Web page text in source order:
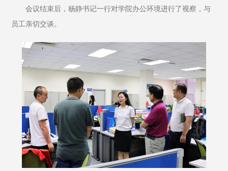
会议结束后，杨静书记一行对学院办公环境进行了视察，与
员工亲切交谈。